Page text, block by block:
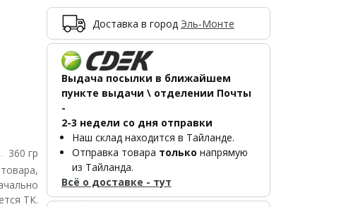
360 гр
ТК.
Доставка в город Эль-Монте
Выдача посылки в ближайшем
пункте выдачи \ отделении Почты
-
2-3 недели со дня отправки
Наш склад находится в Тайланде.
Отправка товара только напрямую
из Тайланда.
Всё о доставке - тут